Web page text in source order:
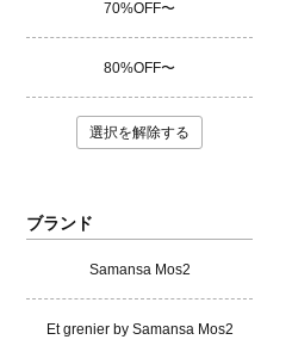
70%OFF〜
80%OFF〜
選択を解除する
ブランド
Samansa Mos2
Et grenier by Samansa Mos2